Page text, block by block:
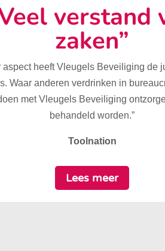
verstand
zaken”
aspect heeft Vleugels Beveiliging de
Waar anderen verdrinken in
met Vleugels Beveiliging
behandeld worden.”
Toolnation
Lees meer